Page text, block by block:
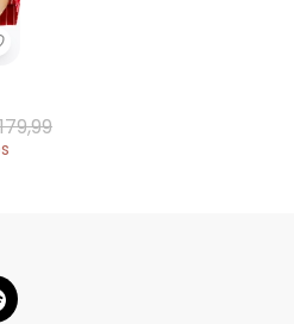
- Camisa (Listrado